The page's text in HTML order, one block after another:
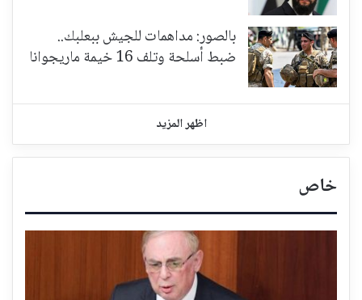
بالصور: مداهمات للجيش ببعلبك..
ضبط أسلحة وتلف 16 خيمة ماريجوانا
اظهر المزيد
خاص